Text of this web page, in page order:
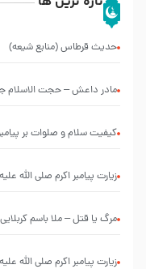
حدیث قرطاس (منابع شیعه)
مادر داعش – حجت الاسلام
کیفیت سلام و صلوات بر
زیارت پیامبر اکرم صلی الله
مرگ یا قتل – ملا باسم کربلایی
زیارت پیامبر اکرم صلی الله